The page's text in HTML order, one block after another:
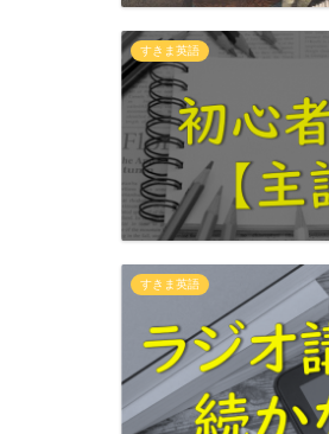
すきま英語
すきま英語